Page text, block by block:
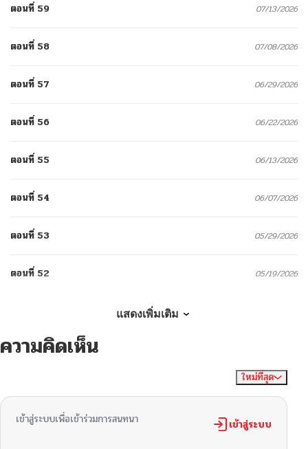
ตอนที่ 59 07/13/2026
ตอนที่ 58 07/08/2026
ตอนที่ 57 06/29/2026
ตอนที่ 56 06/22/2026
ตอนที่ 55 06/13/2026
ตอนที่ 54 06/07/2026
ตอนที่ 53 05/29/2026
ตอนที่ 52 05/19/2026
ตอนที่ 50
05/12/2026
ตอนที่ 48 05/12/2026
แสดงเพิ่มเติม
ความคิดเห็น
ใหม่ที่สุด
เข้าสู่ระบบเพื่อเข้าร่วมการสนทนา เข้าสู่ระบบ